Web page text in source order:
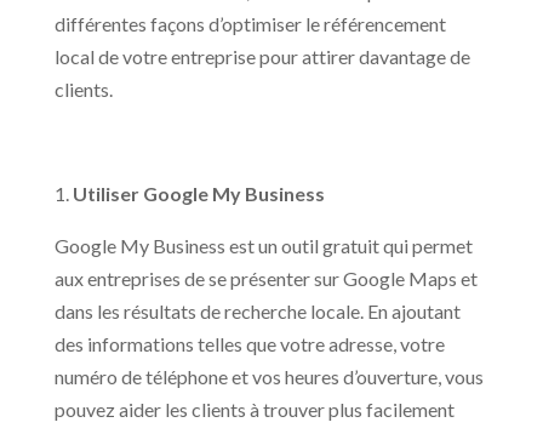
différentes façons d’optimiser le référencement
local de votre entreprise pour attirer davantage de
clients.
1. Utiliser Google My Business
Google My Business est un outil gratuit qui permet
aux entreprises de se présenter sur Google Maps et
dans les résultats de recherche locale. En ajoutant
des informations telles que votre adresse, votre
numéro de téléphone et vos heures d’ouverture, vous
pouvez aider les clients à trouver plus facilement